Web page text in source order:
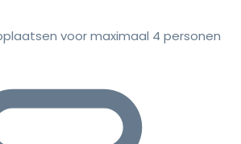
voor maximaal 4 personen